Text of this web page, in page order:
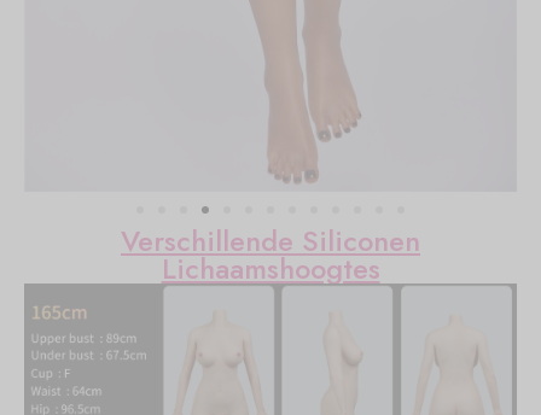
Verschillende Siliconen
Lichaamshoogtes